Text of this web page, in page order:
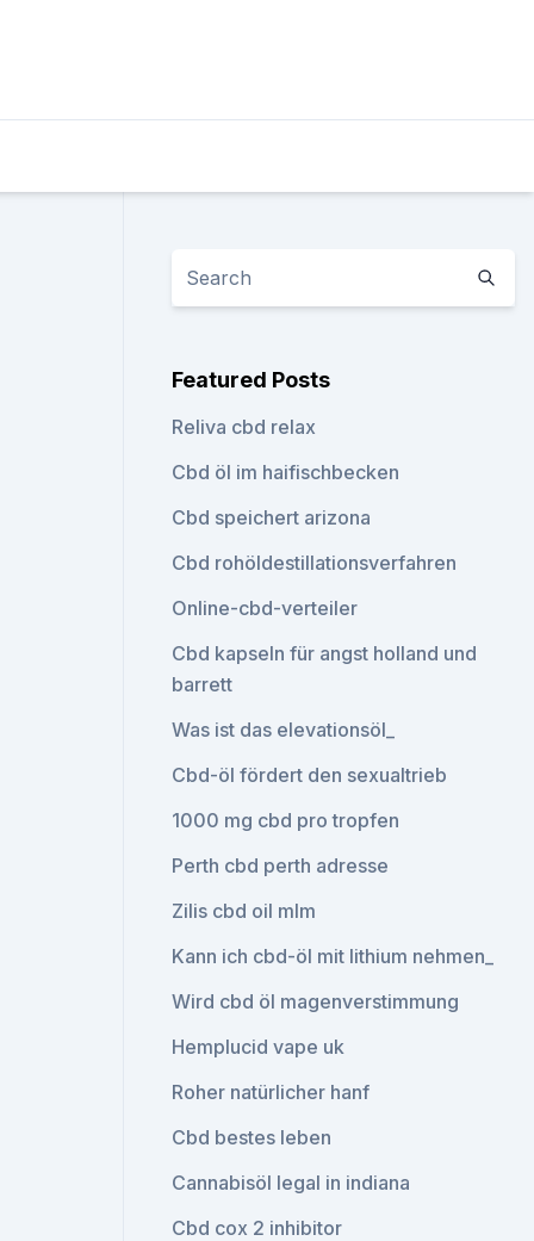
Featured Posts
Reliva cbd relax
Cbd öl im haifischbecken
Cbd speichert arizona
Cbd rohöldestillationsverfahren
Online-cbd-verteiler
Cbd kapseln für angst holland und
barrett
Was ist das elevationsöl_
Cbd-öl fördert den sexualtrieb
1000 mg cbd pro tropfen
Perth cbd perth adresse
Zilis cbd oil mlm
Kann ich cbd-öl mit lithium nehmen_
Wird cbd öl magenverstimmung
Hemplucid vape uk
Roher natürlicher hanf
Cbd bestes leben
Cannabisöl legal in indiana
Cbd cox 2 inhibitor